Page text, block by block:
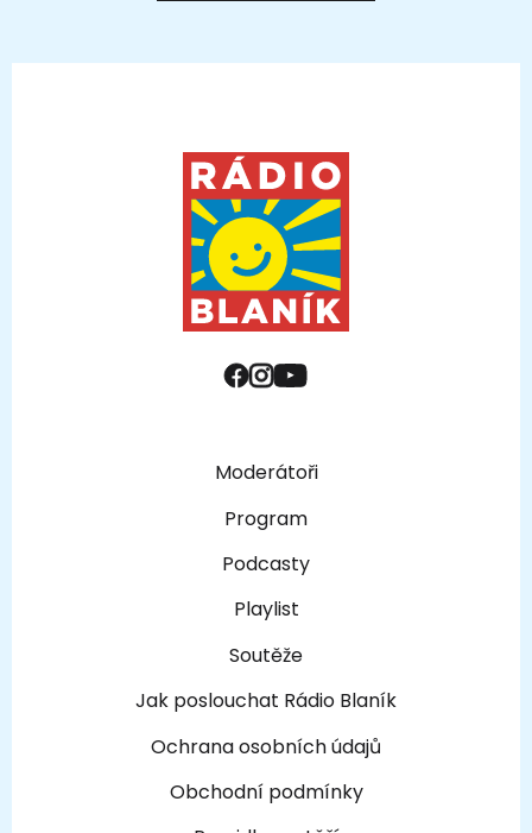
Moderátoři
Program
Podcasty
Playlist
Soutěže
Jak poslouchat Rádio Blaník
Ochrana osobních údajů
Obchodní podmínky